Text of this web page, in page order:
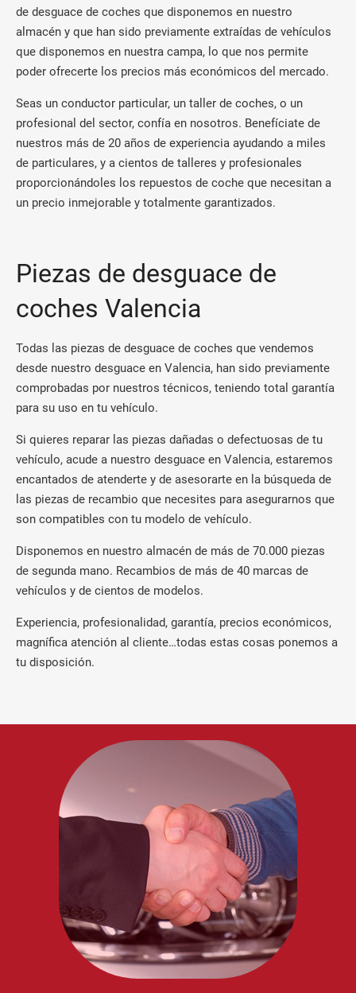
de desguace de coches que disponemos en nuestro
almacén y que han sido previamente extraídas de vehículos
que disponemos en nuestra campa, lo que nos permite
poder ofrecerte los precios más económicos del mercado.
Seas un conductor particular, un taller de coches, o un
profesional del sector, confía en nosotros. Benefíciate de
nuestros más de 20 años de experiencia ayudando a miles
de particulares, y a cientos de talleres y profesionales
proporcionándoles los repuestos de coche que necesitan a
un precio inmejorable y totalmente garantizados.
Piezas de desguace de
coches Valencia
Todas las piezas de desguace de coches que vendemos
desde nuestro desguace en Valencia, han sido previamente
comprobadas por nuestros técnicos, teniendo total garantía
para su uso en tu vehículo.
Si quieres reparar las piezas dañadas o defectuosas de tu
vehículo, acude a nuestro desguace en Valencia, estaremos
encantados de atenderte y de asesorarte en la búsqueda de
las piezas de recambio que necesites para asegurarnos que
son compatibles con tu modelo de vehículo.
Disponemos en nuestro almacén de más de 70.000 piezas
de segunda mano. Recambios de más de 40 marcas de
vehículos y de cientos de modelos.
Experiencia, profesionalidad, garantía, precios económicos,
magnífica atención al cliente…todas estas cosas ponemos a
tu disposición.